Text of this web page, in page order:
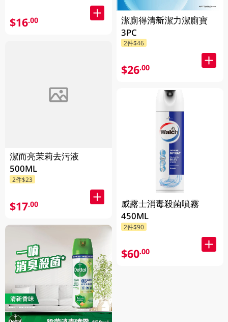
$16.00
潔而亮茉莉去污液
500ML
2件$23
$17.00
潔廁得清新潔力潔廁寶
3PC
2件$46
$26.00
威露士消毒殺菌噴霧
450ML
2件$90
$60.00